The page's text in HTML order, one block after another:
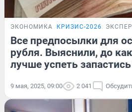
ЭКОНОМИКА КРИЗИС-2026
Все предпосылки для
рубля. Выяснили, до
лучше успеть
9 мая, 2025, 09:00 2 041